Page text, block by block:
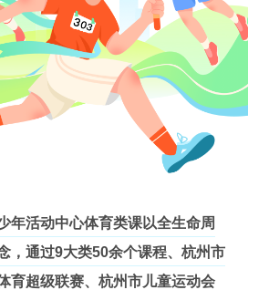
年活动中心体育类课以全生命周
，通过9大类50余个课程、杭州市
育超级联赛、杭州市儿童运动会